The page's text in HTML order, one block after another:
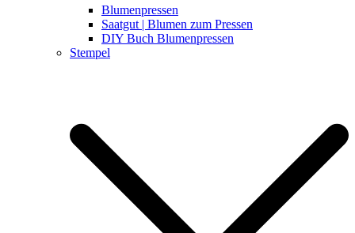
Blumenpressen
Saatgut | Blumen zum Pressen
DIY Buch Blumenpressen
Stempel